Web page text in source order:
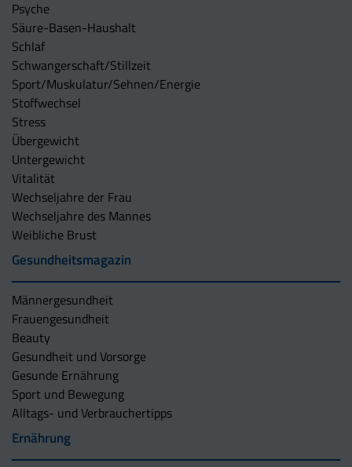
Psyche
Säure-Basen-Haushalt
Schlaf
Schwangerschaft/Stillzeit
Sport/Muskulatur/Sehnen/Energie
Stoffwechsel
Stress
Übergewicht
Untergewicht
Vitalität
Wechseljahre der Frau
Wechseljahre des Mannes
Weibliche Brust
Gesundheitsmagazin
Männergesundheit
Frauengesundheit
Beauty
Gesundheit und Vorsorge
Gesunde Ernährung
Sport und Bewegung
Alltags- und Verbrauchertipps
Ernährung